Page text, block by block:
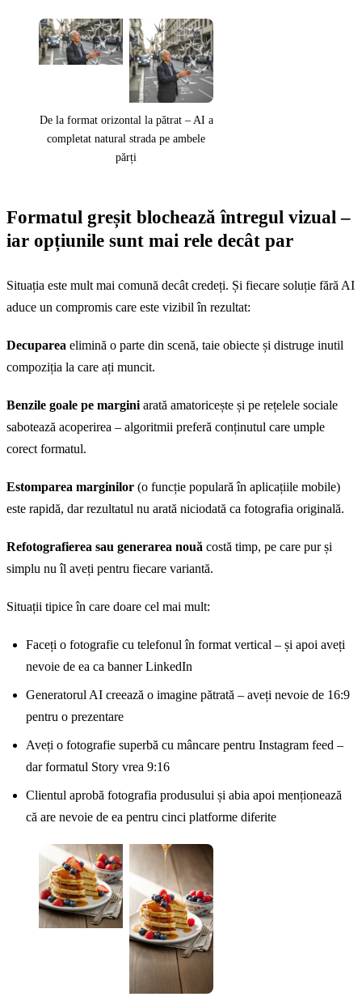
De la format orizontal la pătrat – AI a
completat natural strada pe ambele
părți
Formatul greșit blochează întregul vizual –
iar opțiunile sunt mai rele decât par
Situația este mult mai comună decât credeți. Și fiecare soluție fără AI
aduce un compromis care este vizibil în rezultat:
Decuparea elimină o parte din scenă, taie obiecte și distruge inutil
compoziția la care ați muncit.
Benzile goale pe margini arată amatoricește și pe rețelele sociale
sabotează acoperirea – algoritmii preferă conținutul care umple
corect formatul.
Estomparea marginilor (o funcție populară în aplicațiile mobile)
este rapidă, dar rezultatul nu arată niciodată ca fotografia originală.
Refotografierea sau generarea nouă costă timp, pe care pur și
simplu nu îl aveți pentru fiecare variantă.
Situații tipice în care doare cel mai mult:
Faceți o fotografie cu telefonul în format vertical – și apoi aveți
nevoie de ea ca banner LinkedIn
Generatorul AI creează o imagine pătrată – aveți nevoie de 16:9
pentru o prezentare
Aveți o fotografie superbă cu mâncare pentru Instagram feed –
dar formatul Story vrea 9:16
Clientul aprobă fotografia produsului și abia apoi menționează
că are nevoie de ea pentru cinci platforme diferite